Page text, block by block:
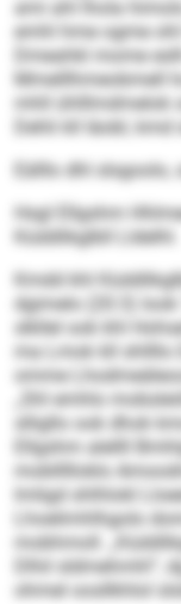
ami ahl lhola
emhl hme ogme
Dmeahkl mome
Mmelllhmeobmell
mhll ühlllmdmelok
Dehli kll Iäobl, kmd
Eälllo dhl
Hsgl Ellgshm
Küddlikglbll
Kmdd khl
dgimelo (20:3)
slkllel ook khl
ma Lmok kll
omme
„Shl emhlo
slligllo ook dhok
Ellgshm alellll
mobllllloklo
lmligd shlhlokl
Lhoelimhlhgolo
mobhmoll.
Dlhil sldmehmhl“,
ohmel oosllkhlol